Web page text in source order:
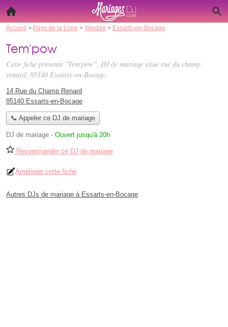
Accueil > Pays de la Loire > Vendée > Essarts-en-Bocage
Tem'pow
Cette fiche présente "Tem'pow", DJ de mariage situé rue du champ
renard, 85140 Essarts-en-Bocage.
14 Rue du Champ Renard
85140 Essarts-en-Bocage
📞 Appeler ce DJ de mariage
DJ de mariage - Ouvert jusqu'à 20h
Recommander ce DJ de mariage
Améliorer cette fiche
Autres DJs de mariage à Essarts-en-Bocage